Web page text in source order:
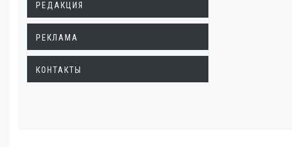
РЕДАКЦИЯ
РЕКЛАМА
КОНТАКТЫ